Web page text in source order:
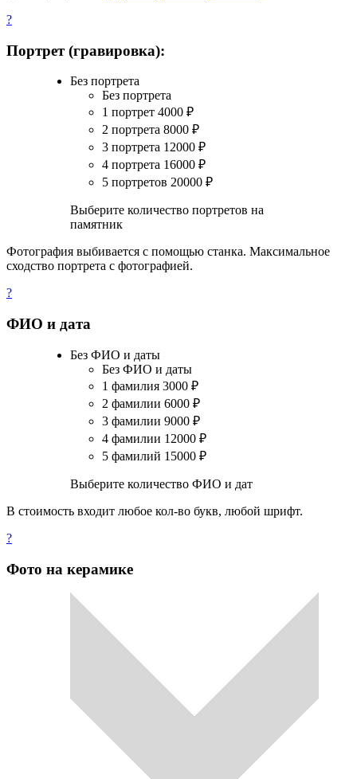
?
Портрет (гравировка):
Без портрета
Без портрета
1 портрет 4000 ₽
2 портрета 8000 ₽
3 портрета 12000 ₽
4 портрета 16000 ₽
5 портретов 20000 ₽
Выберите количество портретов на
памятник
Фотография выбивается с помощью станка. Максимальное
сходство портрета с фотографией.
?
ФИО и дата
Без ФИО и даты
Без ФИО и даты
1 фамилия 3000 ₽
2 фамилии 6000 ₽
3 фамилии 9000 ₽
4 фамилии 12000 ₽
5 фамилий 15000 ₽
Выберите количество ФИО и дат
В стоимость входит любое кол-во букв, любой шрифт.
?
Фото на керамике